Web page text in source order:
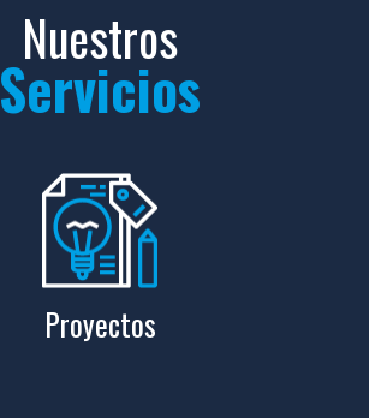
Nuestros
Servicios
Proyectos